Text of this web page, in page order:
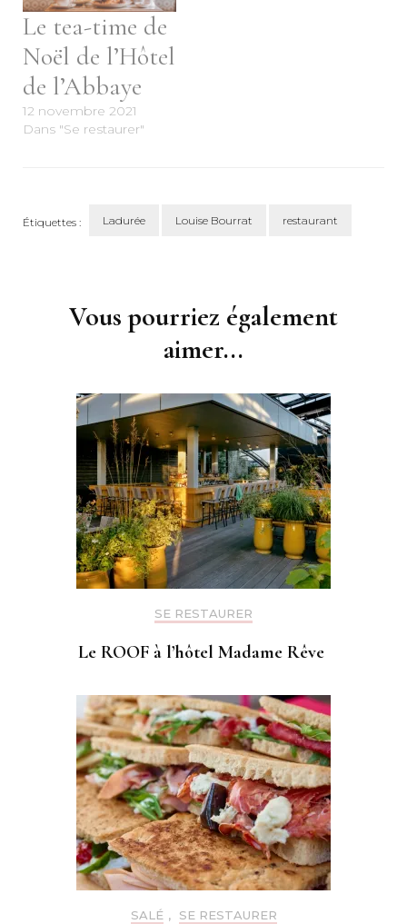
Le tea-time de
Noël de l’Hôtel
de l’Abbaye
12 novembre 2021
Dans "Se restaurer"
Étiquettes : Ladurée Louise Bourrat restaurant
Vous pourriez également
aimer...
SE RESTAURER
Le ROOF à l’hôtel Madame Rêve
SALÉ , SE RESTAURER